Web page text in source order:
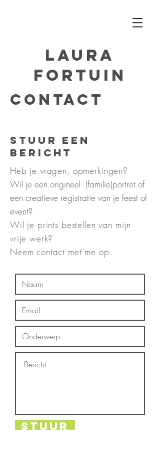
LAURA
FORTUIN
CONTACT
stuur een
bericht
Heb je vragen, opmerkingen?
Wil je een origineel (familie)portret of
een creatieve registratie van je feest of
event?
Wil je prints bestellen van mijn
vrije werk?
Neem contact met me op.
stuur